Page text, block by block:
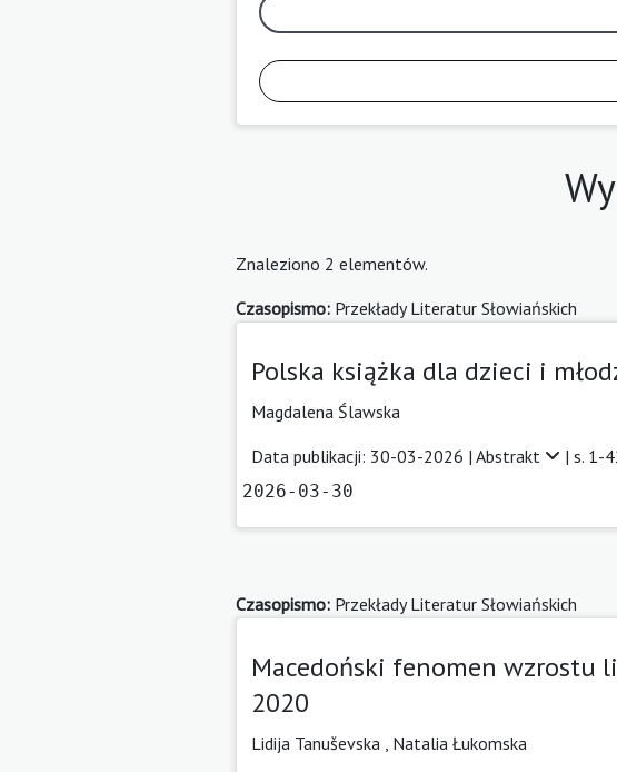
Znaleziono 2 elementów.
Czasopismo: Przekłady Literatur Słowiańskich
Polska książka dla dzieci i
Magdalena Ślawska
Data publikacji: 30-03-2026 | Abstrakt | s. 1-
2026-03-30
Czasopismo: Przekłady Literatur Słowiańskich
Macedoński fenomen wzrostu
2020
Lidija Tanuševska Natalia Łukomska